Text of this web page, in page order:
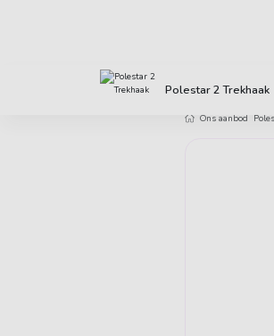
Direct uit voorraad leverbaar
Ons aanbod
Polestar 2 Trekhaak